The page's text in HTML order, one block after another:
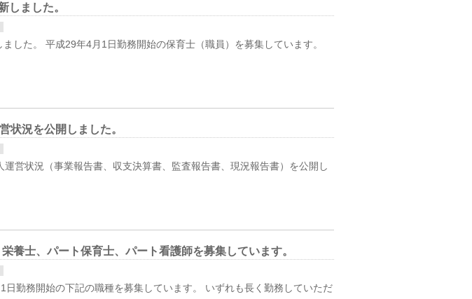
しました。
した。 平成29年4月1日勤務開始の保育士（職員）を募集しています。
状況を公開しました。
運営状況（事業報告書、収支決算書、監査報告書、現況報告書）を公開し
養士、パート保育士、パート看護師を募集しています。
日勤務開始の下記の職種を募集しています。 いずれも長く勤務していただ